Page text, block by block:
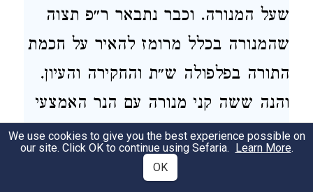
שעל המנורה. וכבר נתבאר ר״פ תצוה
שהמנורה בכלל מרומז להאיר על חכמת
התורה בפלפולה ש״ת והחקירה והעיון.
והנה ששה קני מנורה עם הנר האמצעי
הן המה שבע חכמות חיצוניות הטפלים
לתורה. ושהתורה צריכה להם להתפרש
We use cookies to give you the best experience possible on
our site. Click OK to continue using Sefaria. Learn More.
OK